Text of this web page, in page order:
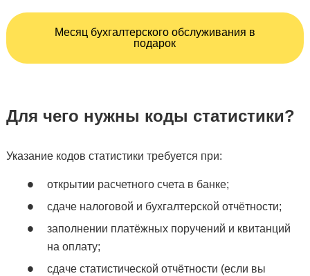
Месяц бухгалтерского обслуживания в
подарок
Для чего нужны коды статистики?
Указание кодов статистики требуется при:
открытии расчетного счета в банке;
сдаче налоговой и бухгалтерской отчётности;
заполнении платёжных поручений и квитанций
на оплату;
сдаче статистической отчётности (если вы